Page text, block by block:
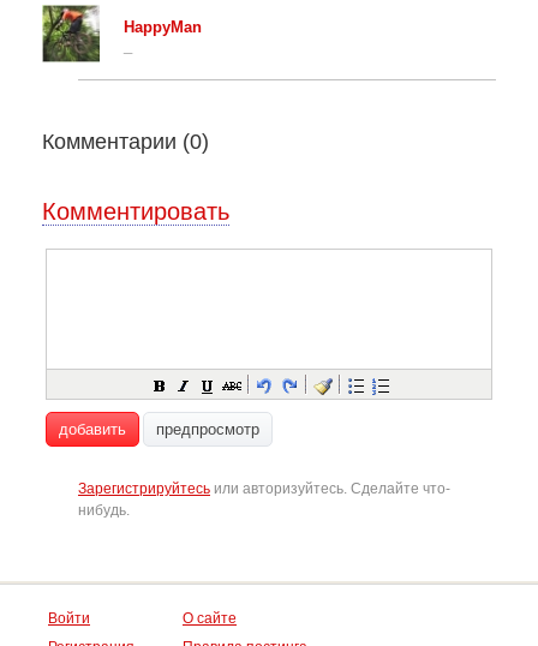
HappyMan
Комментарии (0)
Комментировать
добавить предпросмотр
Зарегистрируйтесь или авторизуйтесь. Сделайте что-
нибудь.
Войти
О сайте